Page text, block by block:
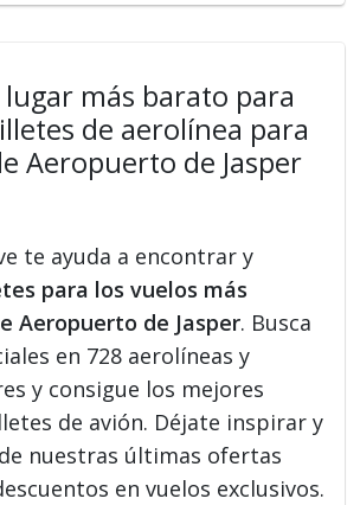
lugar más barato para
de aerolínea para
Aeropuerto de Jasper
te ayuda a encontrar y
para los vuelos más
Aeropuerto de Jasper. Busca
en 728 aerolíneas y
y consigue los mejores
de avión. Déjate inspirar y
nuestras últimas ofertas
en vuelos exclusivos.